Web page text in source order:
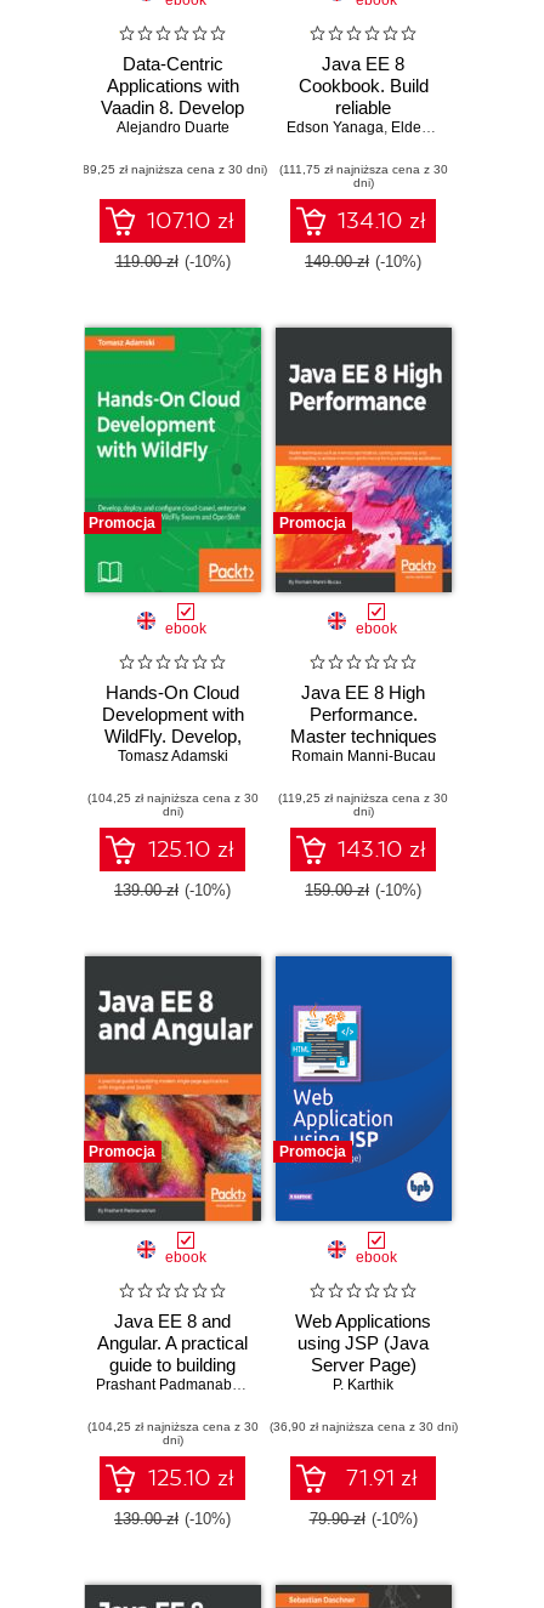
Data-Centric
Applications with
Vaadin 8. Develop
and maintain high-
applications using
Vaadin
Alejandro Duarte
(89,25 zł najniższa cena z 30 dni)
107.10 zł
119.00 zł (-10%)
Java EE 8
Cookbook. Build
reliable
applications with
and mature
technology for
enterprise
development
Edson Yanaga, Elder Moraes
(111,75 zł najniższa cena z 30
dni)
134.10 zł
149.00 zł (-10%)
Promocja
ebook
Hands-On Cloud
Development with
WildFly. Develop,
deploy, and
based, enterprise
Java applications
with WildFly
Swarm and
OpenShift
Tomasz Adamski
(104,25 zł najniższa cena z 30
dni)
125.10 zł
139.00 zł (-10%)
Promocja
ebook
Java EE 8 High
Performance.
Master techniques
such as memory
caching,
concurrency, and
multithreading to
achieve maximum
performance from
Romain Manni-Bucau
(119,25 zł najniższa cena z 30
dni)
143.10 zł
159.00 zł (-10%)
Promocja
ebook
Java EE 8 and
Angular. A practical
guide to building
modern single-
with Angular and
Java EE
Prashant Padmanabhan
(104,25 zł najniższa cena z 30
dni)
125.10 zł
139.00 zł (-10%)
Promocja
ebook
Web Applications
using JSP (Java
Server Page)
P. Karthik
(36,90 zł najniższa cena z 30 dni)
71.91 zł
79.90 zł (-10%)